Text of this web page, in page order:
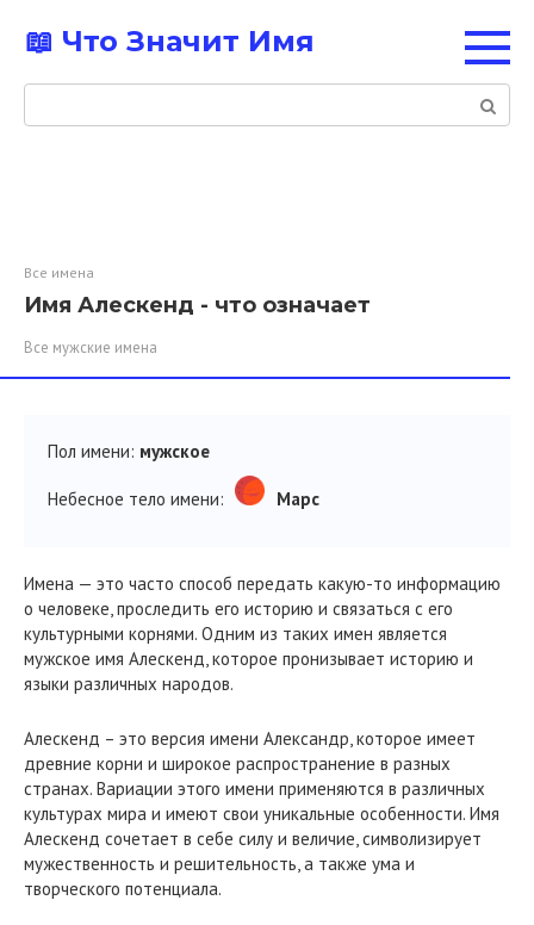
контенту
📖 Что Значит Имя
Поиск:
Все имена
Имя Алескенд - что означает
Все мужские имена
Пол имени: мужское
Небесное тело имени: Марс
Имена — это часто способ передать какую-то информацию
о человеке, проследить его историю и связаться с его
культурными корнями. Одним из таких имен является
мужское имя Алескенд, которое пронизывает историю и
языки различных народов.
Алескенд – это версия имени Александр, которое имеет
древние корни и широкое распространение в разных
странах. Вариации этого имени применяются в различных
культурах мира и имеют свои уникальные особенности. Имя
Алескенд сочетает в себе силу и величие, символизирует
мужественность и решительность, а также ума и
творческого потенциала.